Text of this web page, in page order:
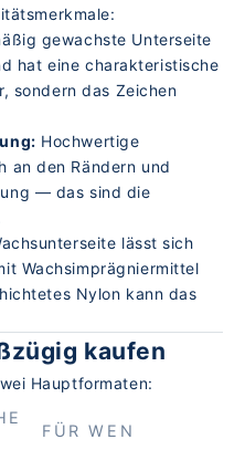
gewachste Unterseite
hat eine charakteristische
sondern das Zeichen
Hochwertige
an den Rändern und
— das sind die
lässt sich
Wachsimprägniermittel
Nylon kann das
kaufen
Hauptformaten:
FÜR WEN